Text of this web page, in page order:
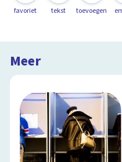
favoriet tekst toevoegen
Meer